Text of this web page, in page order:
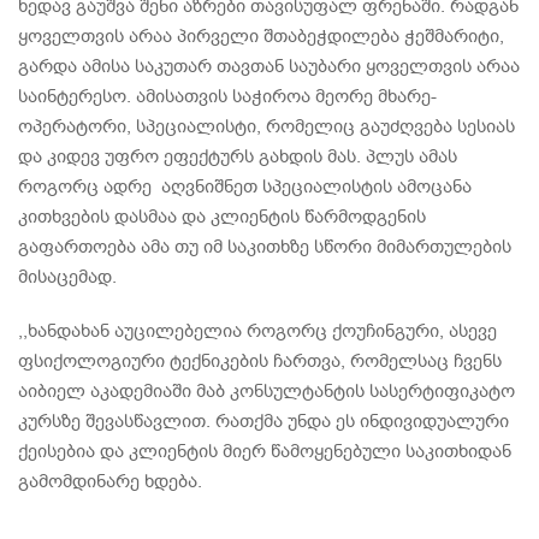
ხედავ გაუშვა შენი აზრები თავისუფალ ფრენაში. რადგან
ყოველთვის არაა პირველი შთაბეჭდილება ჭეშმარიტი,
გარდა ამისა საკუთარ თავთან საუბარი ყოველთვის არაა
საინტერესო. ამისათვის საჭიროა მეორე მხარე-
ოპერატორი, სპეციალისტი, რომელიც გაუძღვება სესიას
და კიდევ უფრო ეფექტურს გახდის მას. პლუს ამას
როგორც ადრე აღვნიშნეთ სპეციალისტის ამოცანა
კითხვების დასმაა და კლიენტის წარმოდგენის
გაფართოება ამა თუ იმ საკითხზე სწორი მიმართულების
მისაცემად.
,,ხანდახან აუცილებელია როგორც ქოუჩინგური, ასევე
ფსიქოლოგიური ტექნიკების ჩართვა, რომელსაც ჩვენს
აიბიელ აკადემიაში მაბ კონსულტანტის სასერტიფიკატო
კურსზე შევასწავლით. რათქმა უნდა ეს ინდივიდუალური
ქეისებია და კლიენტის მიერ წამოყენებული საკითხიდან
გამომდინარე ხდება.